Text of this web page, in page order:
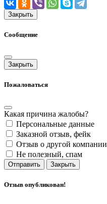
Закрыть
Сообщение
Закрыть
Пожаловаться
Какая причина жалобы?
Персональные данные
Заказной отзыв, фейк
Отзыв о другой компании
Не полезный, спам
Отправить Закрыть
Отзыв опубликован!